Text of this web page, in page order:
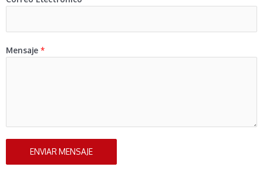
Mensaje *
ENVIAR MENSAJE